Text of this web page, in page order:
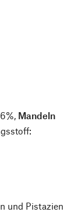
Mandeln
und Pistazien